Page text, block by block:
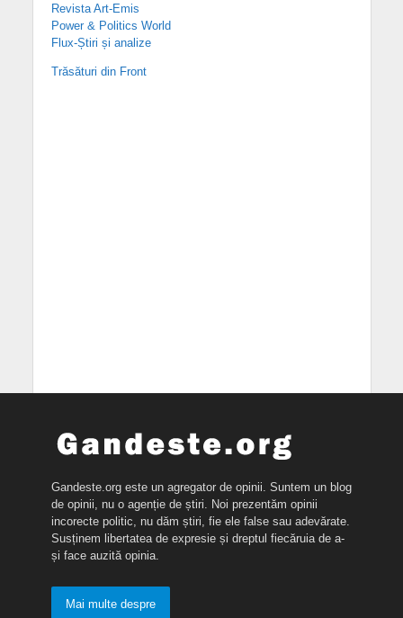
Revista Art-Emis
Power & Politics World
Flux-Știri și analize
Trăsături din Front
Gandeste.org este un agregator de opinii. Suntem un blog
de opinii, nu o agenție de știri. Noi prezentăm opinii
incorecte politic, nu dăm știri, fie ele false sau adevărate.
Susținem libertatea de expresie și dreptul fiecăruia de a-
și face auzită opinia.
Mai multe despre